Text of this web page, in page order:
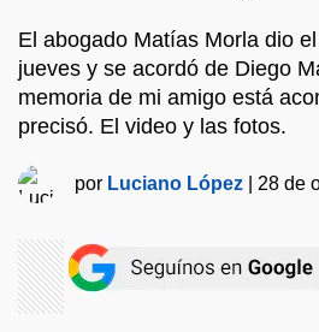
El abogado Matías Morla dio
jueves y se acordó de Diego
memoria de mi amigo está
precisó. El video y las fotos.
por Luciano López 28 de